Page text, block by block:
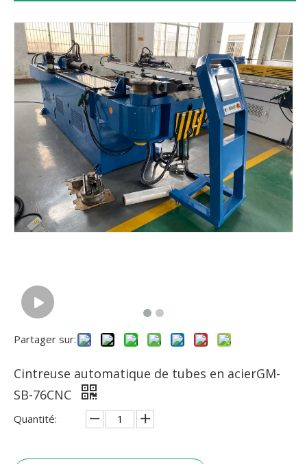
Partager sur:
Cintreuse automatique de tubes en acierGM-
SB-76CNC
Quantité: